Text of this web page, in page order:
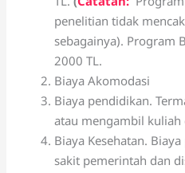
penelitian tidak
sebagainya). Program
2000 TL.
Biaya Akomodasi
Biaya pendidikan.
atau mengambil
Biaya Kesehatan.
sakit pemerintah dan